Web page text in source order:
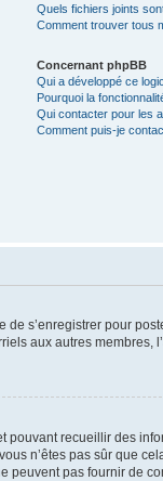
Quels fichiers joints
Comment trouver tous
Concernant phpBB
Qui a développé ce
Pourquoi la
Qui contacter pour les
Comment puis-je
s’enregistrer pour
aux autres
recueillir des
n’êtes pas sûr que
pas fournir de